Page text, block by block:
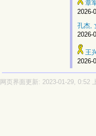
章
2026-
孔杰,
2026-
王
2026-
网页界面更新: 2023-01-29, 0:52